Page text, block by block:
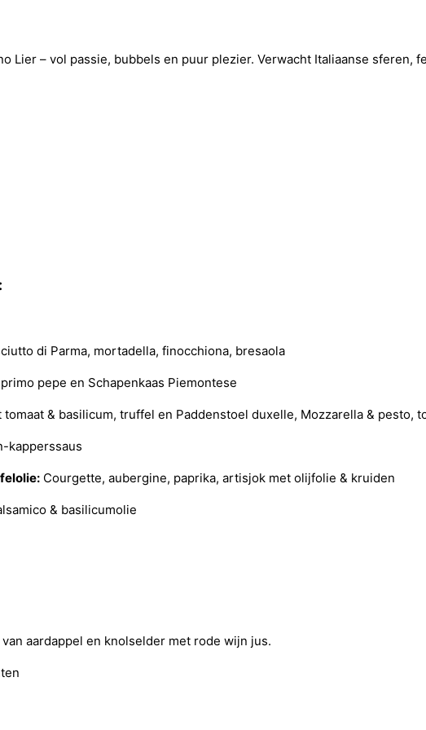
Lier – vol passie, bubbels en puur plezier. Verwacht Italiaanse
di Parma, mortadella, finocchiona, bresaola
pepe en Schapenkaas Piemontese
tomaat & basilicum, truffel en Paddenstoel duxelle, Mozzarella & pesto,
kapperssaus
Courgette, aubergine, paprika, artisjok met olijfolie & kruiden
& basilicumolie
aardappel en knolselder met rode wijn jus.